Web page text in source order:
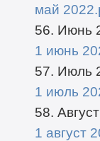
май
56. Июнь
1 июнь
57. Июль
1 июль
58.
1 август